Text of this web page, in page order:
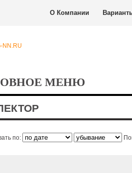
О Компании
МЕНЮ
по: